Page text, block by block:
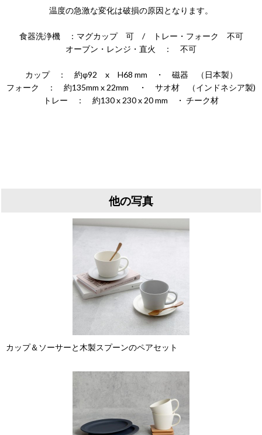
温度の急激な変化は破損の原因となります。
食器洗浄機 ：マグカップ 可 / トレー・フォーク 不可
オーブン・レンジ・直火 ： 不可
カップ ： 約φ92 x H68 mm ・ 磁器 （日本製）
フォーク ： 約135mm x 22mm ・ サオ材 （インドネシア製)
トレー ： 約130 x 230 x 20 mm ・ チーク材
他の写真
カップ＆ソーサーと木製スプーンのペアセット